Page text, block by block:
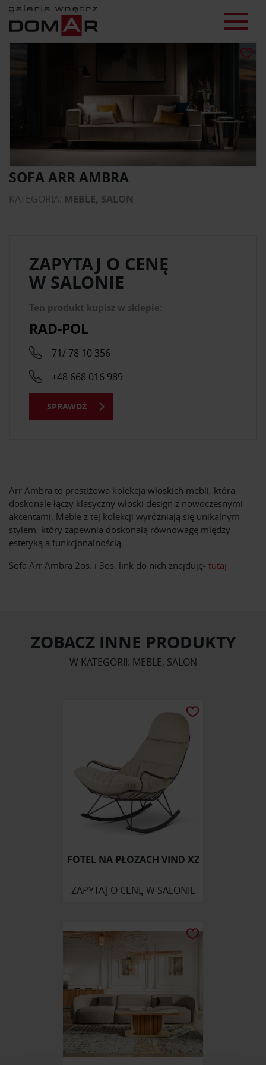
SOFA ARR AMBRA
KATEGORIA: MEBLE, SALON
Arr Ambra to prestiżowa kolekcja włoskich mebli, która
doskonale łączy klasyczny włoski design z nowoczesnymi
akcentami. Meble z tej kolekcji wyróżniają się unikalnym
stylem, który zapewnia doskonałą równowagę między
estetyką a funkcjonalnością.
Sofa Arr Ambra 2os. i 3os. link do nich znajduję- tutaj
ZAPYTAJ O CENĘ
W SALONIE
Ten produkt kupisz w sklepie:
RAD-POL
71/ 78 10 356
+48 668 016 989
SPRAWDŹ
ZOBACZ INNE PRODUKTY
W KATEGORII: MEBLE, SALON
FOTEL NA PŁOZACH VIND XZ
ZAPYTAJ O CENĘ W SALONIE